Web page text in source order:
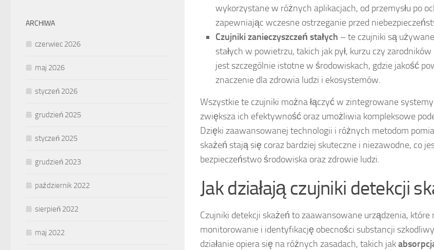
wykorzystane w różnych aplikacjach, od przemysłu po
zapewniając wczesne ostrzeganie przed
Czujniki zanieczyszczeń stałych – te czujniki są
stałych w powietrzu, takich jak pył, kurzu czy
jest szczególnie istotne w środowiskach, gdzie jakość
znaczenie dla zdrowia ludzi i ekosystemów.
Wszystkie te czujniki można łączyć w zintegrowane
zwiększa ich efektywność oraz umożliwia kompleksowe
Dzięki zaawansowanej technologii i różnych metodom
skażeń stają się coraz bardziej skuteczne i niezawodne, co
bezpieczeństwo środowiska oraz zdrowie ludzi.
Jak działają czujniki detekcji
Czujniki detekcji skażeń to zaawansowane urządzenia, które
monitorowanie i identyfikację obecności substancji
działanie opiera się na różnych zasadach, takich jak
ARCHIWA
czerwiec 2026
maj 2026
styczeń 2026
grudzień 2025
styczeń 2025
grudzień 2023
październik 2022
sierpień 2022
maj 2022